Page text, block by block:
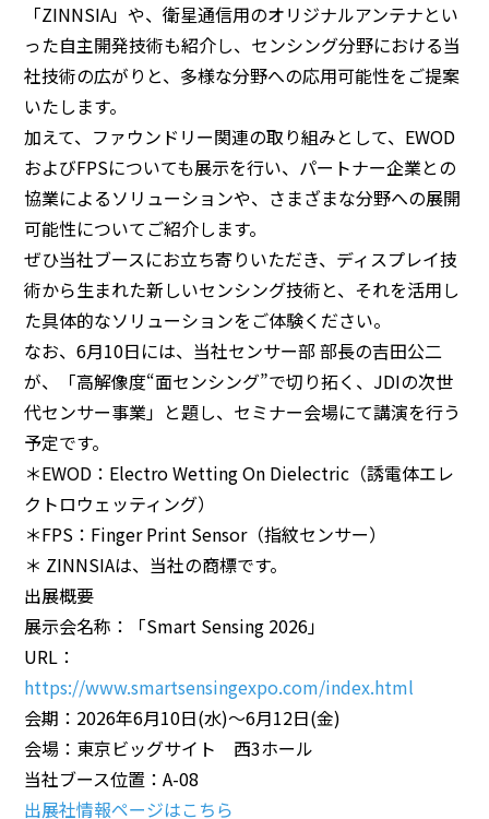
「ZINNSIA」や、衛星通信用のオリジナルアンテナとい
った自主開発技術も紹介し、センシング分野における当
社技術の広がりと、多様な分野への応用可能性をご提案
いたします。
加えて、ファウンドリー関連の取り組みとして、EWOD
およびFPSについても展示を行い、パートナー企業との
協業によるソリューションや、さまざまな分野への展開
可能性についてご紹介します。
ぜひ当社ブースにお立ち寄りいただき、ディスプレイ技
術から生まれた新しいセンシング技術と、それを活用し
た具体的なソリューションをご体験ください。
なお、6月10日には、当社センサー部 部長の吉田公二
が、「高解像度“面センシング”で切り拓く、JDIの次世
代センサー事業」と題し、セミナー会場にて講演を行う
予定です。
＊EWOD：Electro Wetting On Dielectric（誘電体エレ
クトロウェッティング）
＊FPS：Finger Print Sensor（指紋センサー）
＊ ZINNSIAは、当社の商標です。
出展概要
展示会名称：「Smart Sensing 2026」
URL：
https://www.smartsensingexpo.com/index.html
会期：2026年6月10日(水)～6月12日(金)
会場：東京ビッグサイト 西3ホール
当社ブース位置：A-08
出展社情報ページはこちら